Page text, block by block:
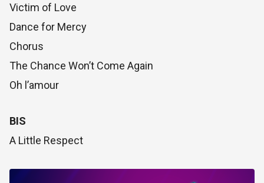
Victim of Love
Dance for Mercy
Chorus
The Chance Won’t Come Again
Oh l’amour
BIS
A Little Respect